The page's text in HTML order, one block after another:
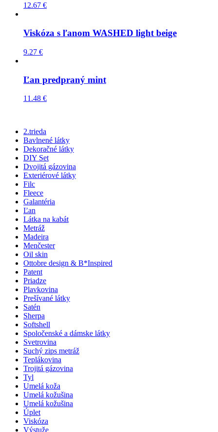
12.67 €
Viskóza s ľanom WASHED light beige
9.27 €
Ľan predpraný mint
11.48 €
2.trieda
Bavlnené látky
Dekoračné látky
DIY Set
Dvojitá gázovina
Exteriérové látky
Filc
Fleece
Galantéria
Ľan
Látka na kabát
Metráž
Madeira
Menčester
Oil skin
Ottobre design & B*Inspired
Patent
Priadze
Plavkovina
Prešívané látky
Satén
Sherpa
Softshell
Spoločenské a dámske látky
Svetrovina
Suchý zips metráž
Teplákovina
Trojitá gázovina
Tyl
Umelá koža
Umelá kožušina
Umelá kožušina
Úplet
Viskóza
Výstuže